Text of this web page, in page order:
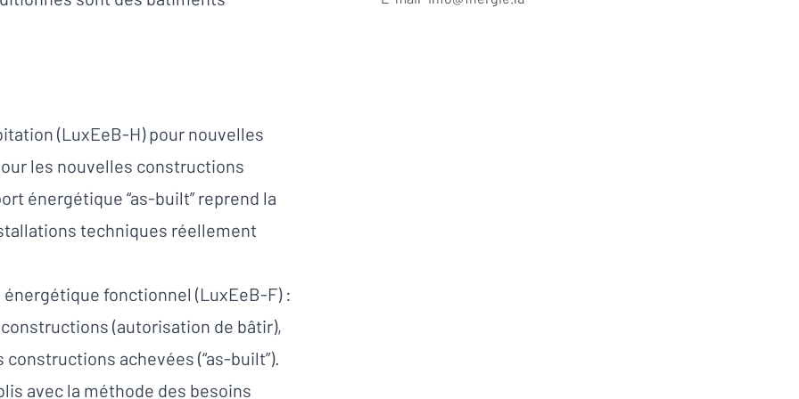
(LuxEeB-H) pour nouvelles
les nouvelles constructions
énergétique “as-built” reprend la
techniques réellement
fonctionnel (LuxEeB-F) :
(autorisation de bâtir),
achevées (“as-built”).
avec la méthode des besoins